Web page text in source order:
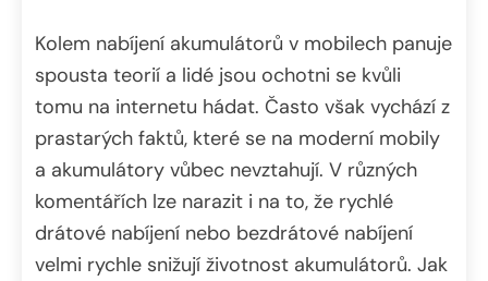
Kolem nabíjení akumulátorů v mobilech panuje
spousta teorií a lidé jsou ochotni se kvůli
tomu na internetu hádat. Často však vychází z
prastarých faktů, které se na moderní mobily
a akumulátory vůbec nevztahují. V různých
komentářích lze narazit i na to, že rychlé
drátové nabíjení nebo bezdrátové nabíjení
velmi rychle snižují životnost akumulátorů. Jak